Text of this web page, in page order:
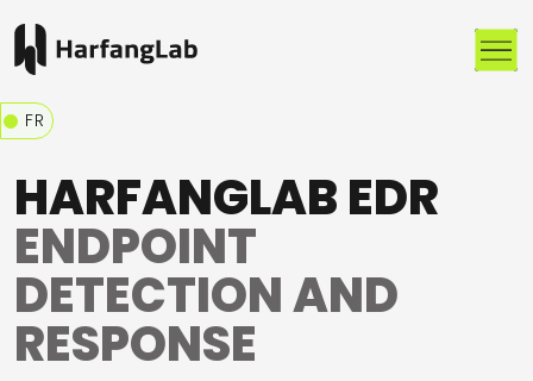
FR
HARFANGLAB EDR
ENDPOINT
DETECTION AND
RESPONSE